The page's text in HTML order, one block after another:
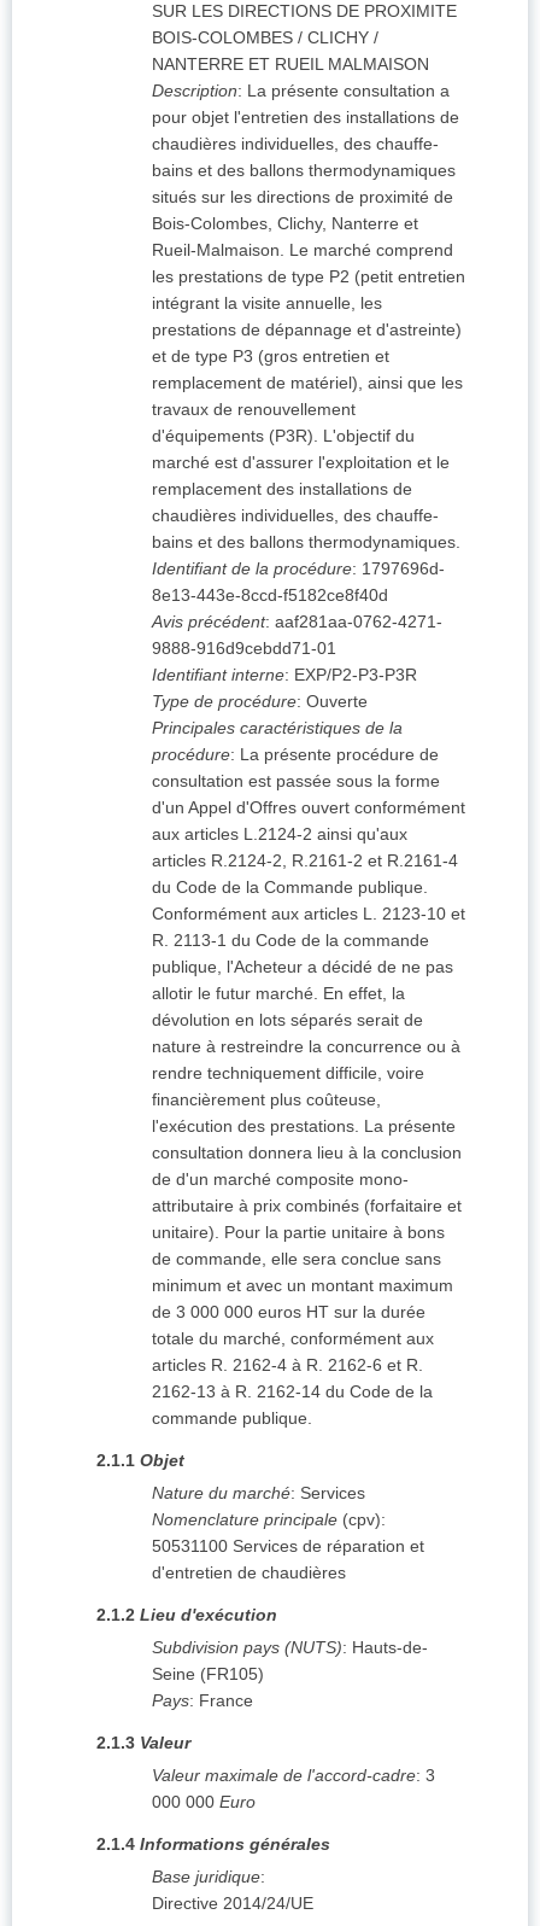
SUR LES DIRECTIONS DE PROXIMITE
BOIS-COLOMBES / CLICHY /
NANTERRE ET RUEIL MALMAISON
Description: La présente consultation a
pour objet l'entretien des installations de
chaudières individuelles, des chauffe-
bains et des ballons thermodynamiques
situés sur les directions de proximité de
Bois-Colombes, Clichy, Nanterre et
Rueil-Malmaison. Le marché comprend
les prestations de type P2 (petit entretien
intégrant la visite annuelle, les
prestations de dépannage et d'astreinte)
et de type P3 (gros entretien et
remplacement de matériel), ainsi que les
travaux de renouvellement
d'équipements (P3R). L'objectif du
marché est d'assurer l'exploitation et le
remplacement des installations de
chaudières individuelles, des chauffe-
bains et des ballons thermodynamiques.
Identifiant de la procédure: 1797696d-
8e13-443e-8ccd-f5182ce8f40d
Avis précédent: aaf281aa-0762-4271-
9888-916d9cebdd71-01
Identifiant interne: EXP/P2-P3-P3R
Type de procédure: Ouverte
Principales caractéristiques de la
procédure: La présente procédure de
consultation est passée sous la forme
d'un Appel d'Offres ouvert conformément
aux articles L.2124-2 ainsi qu'aux
articles R.2124-2, R.2161-2 et R.2161-4
du Code de la Commande publique.
Conformément aux articles L. 2123-10 et
R. 2113-1 du Code de la commande
publique, l'Acheteur a décidé de ne pas
allotir le futur marché. En effet, la
dévolution en lots séparés serait de
nature à restreindre la concurrence ou à
rendre techniquement difficile, voire
financièrement plus coûteuse,
l'exécution des prestations. La présente
consultation donnera lieu à la conclusion
de d'un marché composite mono-
attributaire à prix combinés (forfaitaire et
unitaire). Pour la partie unitaire à bons
de commande, elle sera conclue sans
minimum et avec un montant maximum
de 3 000 000 euros HT sur la durée
totale du marché, conformément aux
articles R. 2162-4 à R. 2162-6 et R.
2162-13 à R. 2162-14 du Code de la
commande publique.
2.1.1 Objet
Nature du marché: Services
Nomenclature principale (cpv):
50531100 Services de réparation et
d'entretien de chaudières
2.1.2 Lieu d'exécution
Subdivision pays (NUTS): Hauts-de-
Seine (FR105)
Pays: France
2.1.3 Valeur
Valeur maximale de l'accord-cadre: 3
000 000 Euro
2.1.4 Informations générales
Base juridique:
Directive 2014/24/UE